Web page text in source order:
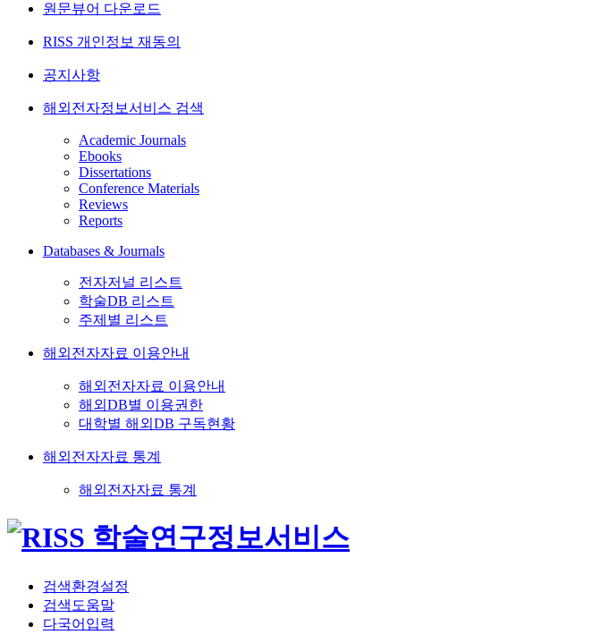
원문뷰어 다운로드
RISS 개인정보 재동의
공지사항
해외전자정보서비스 검색
Academic Journals
Ebooks
Dissertations
Conference Materials
Reviews
Reports
Databases & Journals
전자저널 리스트
학술DB 리스트
주제별 리스트
해외전자자료 이용안내
해외전자자료 이용안내
해외DB별 이용권한
대학별 해외DB 구독현황
해외전자자료 통계
해외전자자료 통계
검색환경설정
검색도움말
다국어입력